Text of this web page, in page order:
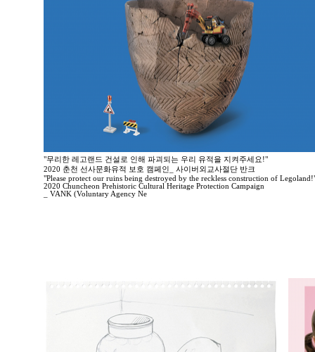
"무리한 레고랜드 건설로 인해 파괴되는 우리 유적을 지켜주세요!"
2020 춘천 선사문화유적 보호 캠페인_ 사이버외교사절단 반크
"Please protect our ruins being destroyed by the reckless construction of
2020 Chuncheon Prehistoric Cultural Heritage Protection Campaign
_ VANK (Voluntary Agency Ne